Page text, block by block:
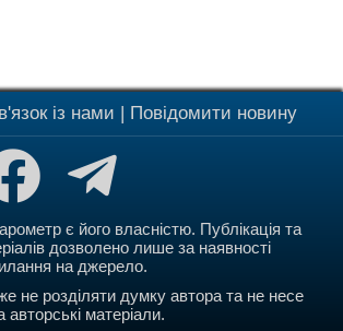
із нами | Повідомити новину
є його власністю. Публікація та
дозволено лише за наявності
на джерело.
не розділяти думку автора та не несе
авторські матеріали.